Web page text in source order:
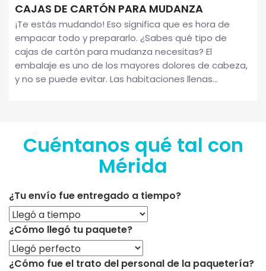
CAJAS DE CARTÓN PARA MUDANZA
¡Te estás mudando! Eso significa que es hora de
empacar todo y prepararlo. ¿Sabes qué tipo de
cajas de cartón para mudanza necesitas? El
embalaje es uno de los mayores dolores de cabeza,
y no se puede evitar. Las habitaciones llenas...
Cuéntanos qué tal con
Mérida
¿Tu envío fue entregado a tiempo?
¿Cómo llegó tu paquete?
¿Cómo fue el trato del personal de la paquetería?